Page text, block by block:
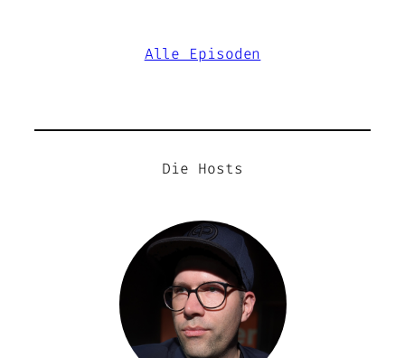
Alle Episoden
Die Hosts